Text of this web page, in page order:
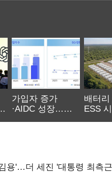
가입자 증가
·AIDC 성장…
배터
ESS
용'…더 세진 '대통령 최측